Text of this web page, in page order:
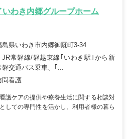
わき内郷グループホーム
島県いわき市内郷御厩町3-34
JR常磐線/磐越東線｢いわき駅｣から新
磐交通バス乗車、｢...
問看護
護ケアの提供や療養生活に関する相談対
しての専門性を活かし、利用者様の暮ら